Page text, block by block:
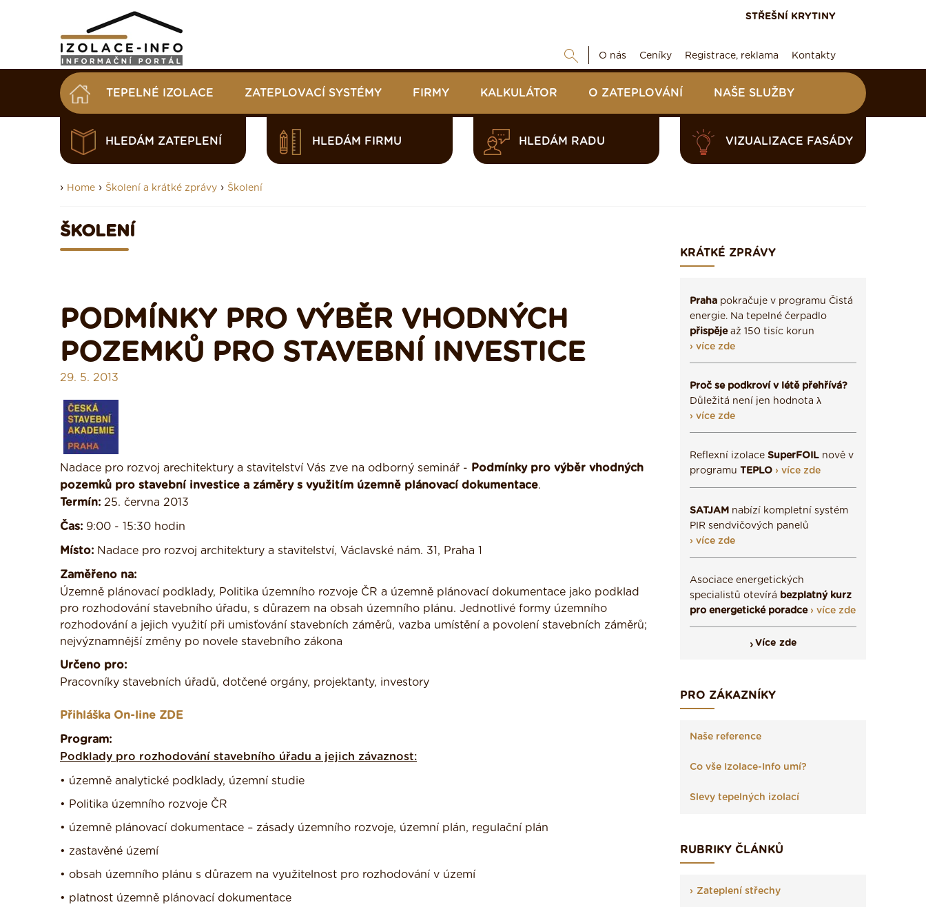
STŘEŠNÍ KRYTINY
O nás Ceníky Registrace, reklama Kontakty
TEPELNÉ IZOLACE ZATEPLOVACÍ SYSTÉMY FIRMY KALKULÁTOR O ZATEPLOVÁNÍ NAŠE SLUŽBY
HLEDÁM ZATEPLENÍ HLEDÁM FIRMU HLEDÁM RADU VIZUALIZACE FASÁDY
› Home › Školení a krátké zprávy › Školení
ŠKOLENÍ
PODMÍNKY PRO VÝBĚR VHODNÝCH
POZEMKŮ PRO STAVEBNÍ INVESTICE
29. 5. 2013
Nadace pro rozvoj arechitektury a stavitelství Vás zve na odborný seminář -
Podmínky pro výběr vhodných
pozemků pro stavební investice a záměry s využitím územně plánovací dokumentace.
Termín: 25. června 2013
Čas: 9:00 - 15:30 hodin
Místo: Nadace pro rozvoj architektury a stavitelství, Václavské nám. 31, Praha 1
Zaměřeno na:
Územně plánovací podklady, Politika územního rozvoje ČR a územně plánovací dokumentace jako podklad
pro rozhodování stavebního úřadu, s důrazem na obsah územního plánu. Jednotlivé formy územního
rozhodování a jejich využití při umisťování stavebních záměrů, vazba umístění a povolení stavebních záměrů;
nejvýznamnější změny po novele stavebního zákona
Určeno pro:
Pracovníky stavebních úřadů, dotčené orgány, projektanty, investory
Přihláška On-line ZDE
Program:
Podklady pro rozhodování stavebního úřadu a jejich závaznost:
• územně analytické podklady, územní studie
• Politika územního rozvoje ČR
• územně plánovací dokumentace – zásady územního rozvoje, územní plán, regulační plán
• zastavěné území
• obsah územního plánu s důrazem na využitelnost pro rozhodování v území
• platnost územně plánovací dokumentace
KRÁTKÉ ZPRÁVY
Praha pokračuje v programu Čistá
energie. Na tepelné čerpadlo
přispějeaž 150 tisíc korun
› více zde
Proč se podkroví v létě přehřívá?
Důležitá není jen hodnota λ
› více zde
Reflexní izolace SuperFOIL nově v
programu TEPLO › více zde
SATJAM nabízí kompletní systém
PIR sendvičových panelů
› více zde
Asociace energetických
specialistů otevírá bezplatný kurz
pro energetické poradce › více zde
Více zde
PRO ZÁKAZNÍKY
Naše reference
Co vše Izolace-Info umí?
Slevy tepelných izolací
RUBRIKY ČLÁNKŮ
Zateplení střechy